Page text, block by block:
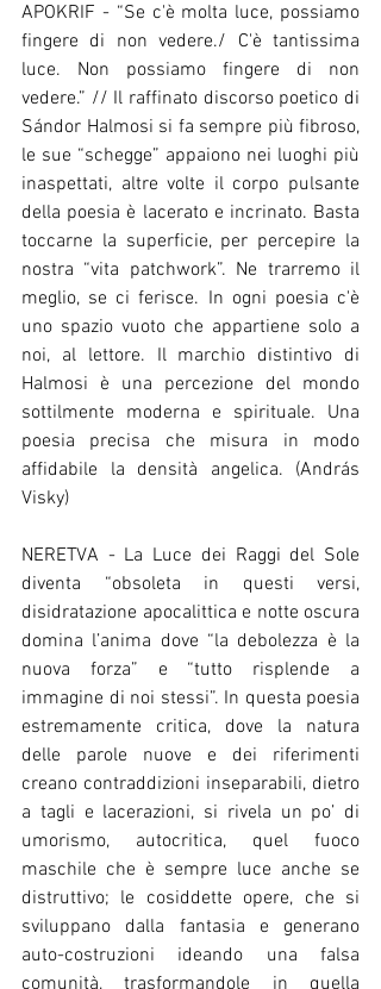
APOKRIF - “Se c'è molta luce, possiamo
fingere di non vedere./ C'è tantissima
luce. Non possiamo fingere di non
vedere.” // Il raffinato discorso poetico di
Sándor Halmosi si fa sempre più fibroso,
le sue “schegge” appaiono nei luoghi più
inaspettati, altre volte il corpo pulsante
della poesia è lacerato e incrinato. Basta
toccarne la superficie, per percepire la
nostra “vita patchwork”. Ne trarremo il
meglio, se ci ferisce. In ogni poesia c'è
uno spazio vuoto che appartiene solo a
noi, al lettore. Il marchio distintivo di
Halmosi è una percezione del mondo
sottilmente moderna e spirituale. Una
poesia precisa che misura in modo
affidabile la densità angelica. (András
Visky)
NERETVA - La Luce dei Raggi del Sole
diventa “obsoleta in questi versi,
disidratazione apocalittica e notte oscura
domina l’anima dove “la debolezza è la
nuova forza” e “tutto risplende a
immagine di noi stessi”. In questa poesia
estremamente critica, dove la natura
delle parole nuove e dei riferimenti
creano contraddizioni inseparabili, dietro
a tagli e lacerazioni, si rivela un po’ di
umorismo, autocritica, quel fuoco
maschile che è sempre luce anche se
distruttivo; le cosiddette opere, che si
sviluppano dalla fantasia e generano
auto-costruzioni ideando una falsa
comunità, trasformandole in quella